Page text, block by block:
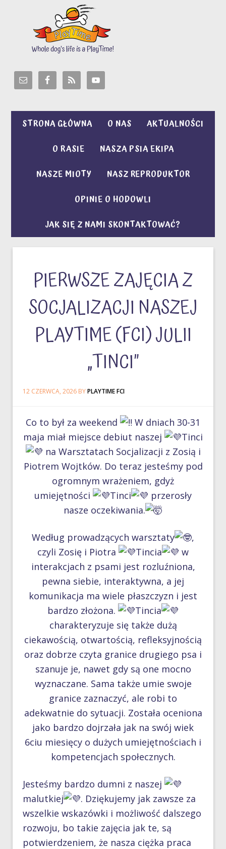
STRONA GŁÓWNA O NAS
AKTUALNOŚCI
O RASIE
NASZA PSIA EKIPA
NASZE MIOTY
NASZ REPRODUKTOR
OPINIE O HODOWLI
JAK SIĘ Z NAMI SKONTAKTOWAĆ?
PIERWSZE ZAJĘCIA Z
SOCJALIZACJI NASZEJ
PLAYTIME (FCI) JULII
„TINCI”
12 CZERWCA, 2026 BYPLAYTIME FCI
Co to był za weekend
W dniach 30-31
maja miał miejsce debiut naszej
Tinci
na Warsztatach Socjalizacji z Zosią i
Piotrem Wojtków. Do teraz jesteśmy pod
ogromnym wrażeniem, gdyż
umiejętności
Tinci
przerosły
nasze oczekiwania.
Według prowadzących warsztaty
,
czyli Zosię i Piotra
Tincia
w
interakcjach z psami jest rozluźniona,
pewna siebie, interaktywna, a jej
komunikacja ma wiele płaszczyzn i jest
bardzo złożona.
Tincia
charakteryzuje się także dużą
ciekawością, otwartością, refleksyjnością
oraz dobrze czyta granice drugiego psa i
szanuje je, nawet gdy są one mocno
wyznaczane. Sama także umie swoje
granice zaznaczyć, ale robi to
adekwatnie do sytuacji. Została oceniona
jako bardzo dojrzała jak na swój wiek
6ciu miesięcy o dużych umiejętnościach i
kompetencjach społecznych.
Jesteśmy bardzo dumni z naszej
malutkiej
. Dziękujemy jak zawsze za
wszelkie wskazówki i możliwość dalszego
rozwoju, bo takie zajęcia jak te, są
potwierdzeniem, że nasza ciężka praca